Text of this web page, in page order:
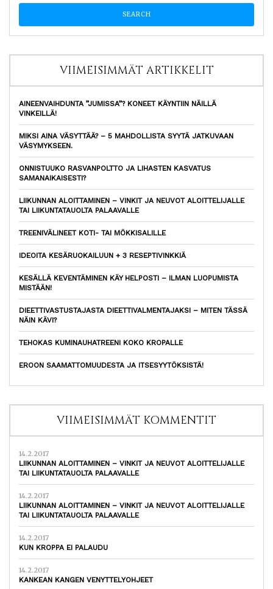
VIIMEISIMMÄT ARTIKKELIT
AINEENVAIHDUNTA ”JUMISSA”? KONEET KÄYNTIIN NÄILLÄ
VINKEILLÄ!
MIKSI AINA VÄSYTTÄÄ? – 5 MAHDOLLISTA SYYTÄ JATKUVAAN
VÄSYMYKSEEN.
ONNISTUUKO RASVANPOLTTO JA LIHASTEN KASVATUS
SAMANAIKAISESTI?
LIIKUNNAN ALOITTAMINEN – VINKIT JA NEUVOT ALOITTELIJALLE
TAI LIIKUNTATAUOLTA PALAAVALLE
TREENIVÄLINEET KOTI- TAI MÖKKISALILLE
IDEOITA KESÄRUOKAILUUN + 3 RESEPTIVINKKIÄ
KESÄLLÄ KEVENTÄMINEN KÄY HELPOSTI – ILMAN LUOPUMISTA
MISTÄÄN!
DIEETTIVASTUSTAJASTA DIEETTIVALMENTAJAKSI – MITEN TÄSSÄ
NÄIN KÄVI?
TEHOKAS KUMINAUHATREENI KOKO KROPALLE
EROON SAAMATTOMUUDESTA JA ITSESYYTÖKSISTÄ!
VIIMEISIMMÄT KOMMENTIT
14.2.2017
LIIKUNNAN ALOITTAMINEN – VINKIT JA NEUVOT ALOITTELIJALLE
TAI LIIKUNTATAUOLTA PALAAVALLE
14.2.2017
LIIKUNNAN ALOITTAMINEN – VINKIT JA NEUVOT ALOITTELIJALLE
TAI LIIKUNTATAUOLTA PALAAVALLE
14.2.2017
KUN KROPPA EI PALAUDU
14.2.2017
KANKEAN KANGEN VENYTTELYOHJEET